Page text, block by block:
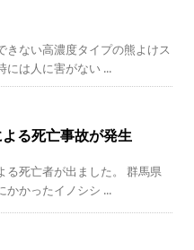
きない高濃度タイプの熊よけス
には人に害がない ...
る死亡事故が発生
る死亡者が出ました。 群馬県
かかったイノシシ ...